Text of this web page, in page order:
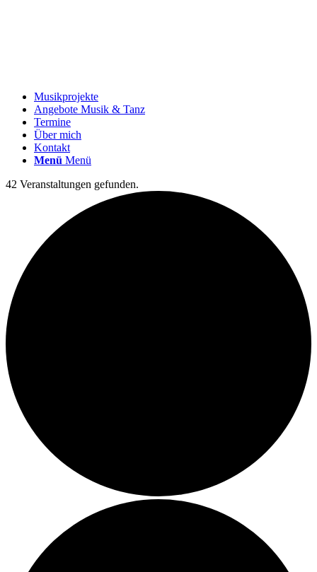
Musikprojekte
Angebote Musik & Tanz
Termine
Über mich
Kontakt
Menü Menü
42 Veranstaltungen gefunden.